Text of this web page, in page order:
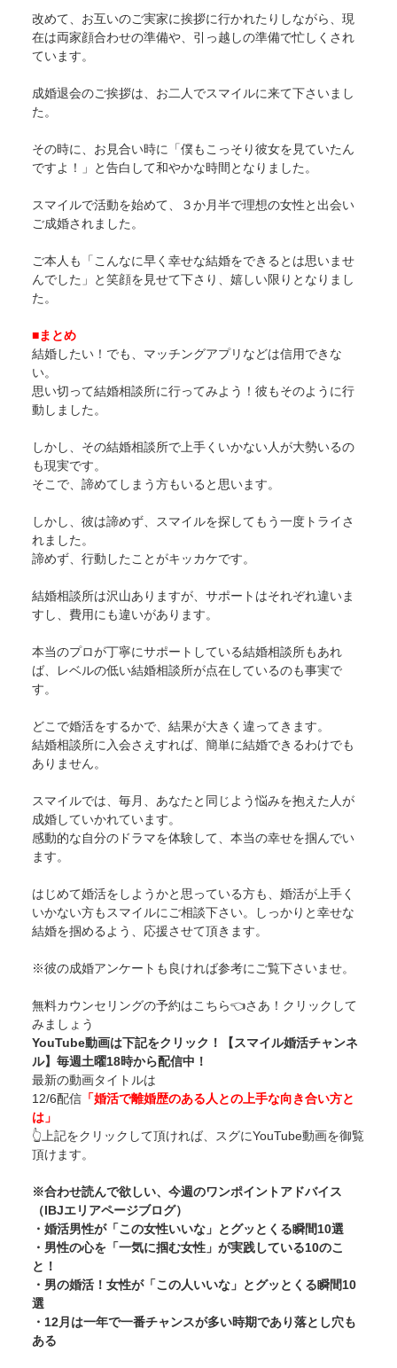
改めて、お互いのご実家に挨拶に行かれたりしながら、現
在は両家顔合わせの準備や、引っ越しの準備で忙しくされ
ています。
成婚退会のご挨拶は、お二人でスマイルに来て下さいまし
た。
その時に、お見合い時に「僕もこっそり彼女を見ていたん
ですよ！」と告白して和やかな時間となりました。
スマイルで活動を始めて、３か月半で理想の女性と出会い
ご成婚されました。
ご本人も「こんなに早く幸せな結婚をできるとは思いませ
んでした」と笑顔を見せて下さり、嬉しい限りとなりまし
た。
■まとめ
結婚したい！でも、マッチングアプリなどは信用できな
い。
思い切って結婚相談所に行ってみよう！彼もそのように行
動しました。
しかし、その結婚相談所で上手くいかない人が大勢いるの
も現実です。
そこで、諦めてしまう方もいると思います。
しかし、彼は諦めず、スマイルを探してもう一度トライさ
れました。
諦めず、行動したことがキッカケです。
結婚相談所は沢山ありますが、サポートはそれぞれ違いま
すし、費用にも違いがあります。
本当のプロが丁寧にサポートしている結婚相談所もあれ
ば、レベルの低い結婚相談所が点在しているのも事実で
す。
どこで婚活をするかで、結果が大きく違ってきます。
結婚相談所に入会さえすれば、簡単に結婚できるわけでも
ありません。
スマイルでは、毎月、あなたと同じよう悩みを抱えた人が
成婚していかれています。
感動的な自分のドラマを体験して、本当の幸せを掴んでい
ます。
はじめて婚活をしようかと思っている方も、婚活が上手く
いかない方もスマイルにご相談下さい。しっかりと幸せな
結婚を掴めるよう、応援させて頂きます。
※彼の成婚アンケートも良ければ参考にご覧下さいませ。
無料カウンセリングの予約はこちら👈さあ！クリックして
みましょう
YouTube動画は下記をクリック！【スマイル婚活チャンネ
ル】毎週土曜18時から配信中！
最新の動画タイトルは
12/6配信「婚活で離婚歴のある人との上手な向き合い方と
は」
👆上記をクリックして頂ければ、スグにYouTube動画を御覧
頂けます。
※合わせ読んで欲しい、今週のワンポイントアドバイス
（IBJエリアページブログ）
・ 婚活男性が「この女性いいな」とグッとくる瞬間10選
・ 男性の心を「一気に掴む女性」が実践している10のこ
と！
・ 男の婚活！女性が「この人いいな」とグッとくる瞬間10
選
・ 12月は一年で一番チャンスが多い時期であり落とし穴も
ある